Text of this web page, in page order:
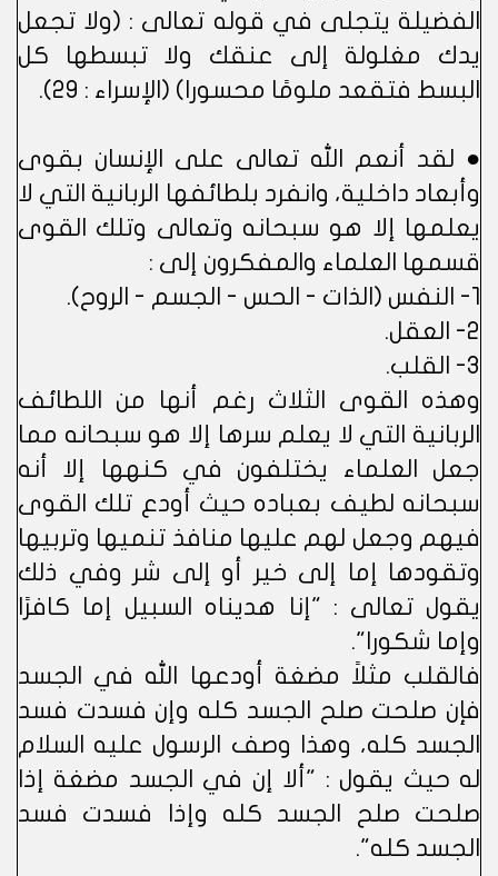
الفضيلة يتجلى في قوله تعالى : (ولا تجعل
يدك مغلولة إلى عنقك ولا تبسطها كل
البسط فتقعد ملومًا محسورا) (الإسراء : 29).
● لقد أنعم الله تعالى على الإنسان بقوى
وأبعاد داخلية، وانفرد بلطائفها الربانية التي لا
يعلمها إلا هو سبحانه وتعالى وتلك القوى
قسمها العلماء والمفكرون إلى :
1- النفس (الذات - الحس - الجسم - الروح).
2- العقل.
3- القلب.
وهذه القوى الثلاث رغم أنها من اللطائف
الربانية التي لا يعلم سرها إلا هو سبحانه مما
جعل العلماء يختلفون في كنهها إلا أنه
سبحانه لطيف بعباده حيث أودع تلك القوى
فيهم وجعل لهم عليها منافذ تنميها وتربيها
وتقودها إما إلى خير أو إلى شر وفي ذلك
يقول تعالى : "إنا هديناه السبيل إما كافرًا
وإما شكورا".
فالقلب مثلاً مضغة أودعها الله في الجسد
فإن صلحت صلح الجسد كله وإن فسدت فسد
الجسد كله، وهذا وصف الرسول عليه السلام
له حيث يقول : "ألا إن في الجسد مضغة إذا
صلحت صلح الجسد كله وإذا فسدت فسد
الجسد كله".